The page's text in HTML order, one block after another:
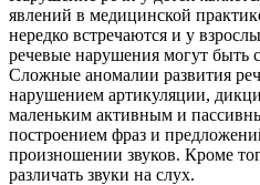
явлений в медицинской
нередко встречаются и у
речевые нарушения могут быть
Сложные аномалии развития
нарушением артикуляции,
маленьким активным и
построением фраз и
произношении звуков. Кроме
различать звуки на слух.